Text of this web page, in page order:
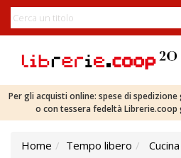
Per gli acquisti online: spese di
o con tessera fedeltà
Home Tempo libero